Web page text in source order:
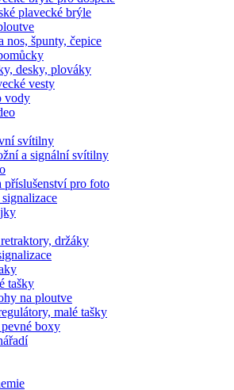
plavecké brýle
nos, špunty, čepice
desky, plováky
vesty
vody
svítilny
a signální svítilny
pro foto
držáky
tašky
na ploutve
malé tašky
boxy